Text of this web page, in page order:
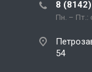
8
Пн. – Пт.:
54